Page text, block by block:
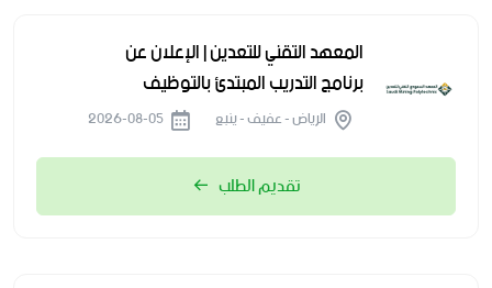
المعهد التقني للتعدين | الإعلان عن
برنامج التدريب المبتدئ بالتوظيف
الرياض - عفيف - ينبع
تقديم الطلب